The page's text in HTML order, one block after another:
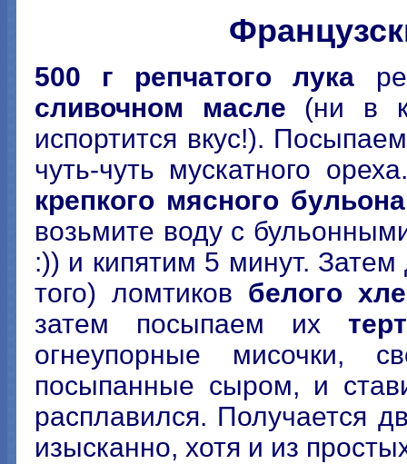
500 г репчатого лука
сливочном масле (ни в
испортится вкус!).
чуть-чуть мускатного
крепкого мясного бульона
возьмите воду с
:)) и кипятим 5 минут.
того) ломтиков белого
затем посыпаем их
огнеупорные мисочки,
посыпанные сыром, и
расплавился. Получается
изысканно, хотя и из